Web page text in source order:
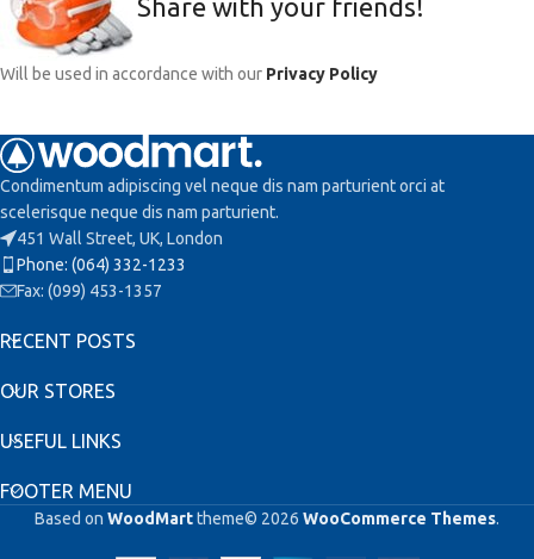
Share with your friends!
Will be used in accordance with our Privacy Policy
Condimentum adipiscing vel neque dis nam parturient orci at
scelerisque neque dis nam parturient.
451 Wall Street, UK, London
Phone: (064) 332-1233
Fax: (099) 453-1357
RECENT POSTS
OUR STORES
USEFUL LINKS
FOOTER MENU
Based on WoodMarttheme© 2026 WooCommerce Themes.